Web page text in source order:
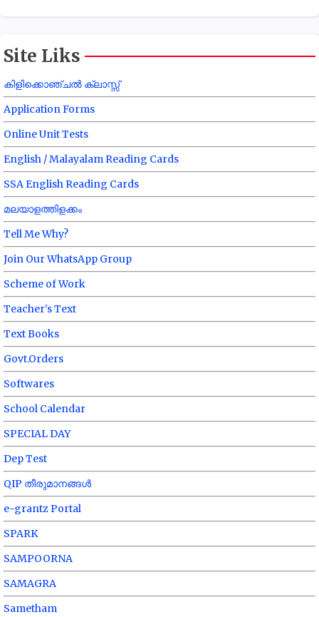
Site Liks
കിളിക്കൊഞ്ചൽ ക്ലാസ്സ്
Application Forms
Online Unit Tests
English / Malayalam Reading Cards
SSA English Reading Cards
മലയാളത്തിളക്കം
Tell Me Why?
Join Our WhatsApp Group
Scheme of Work
Teacher's Text
Text Books
Govt.Orders
Softwares
School Calendar
SPECIAL DAY
Dep Test
QIP തീരുമാനങ്ങൾ
e-grantz Portal
SPARK
SAMPOORNA
SAMAGRA
Sametham